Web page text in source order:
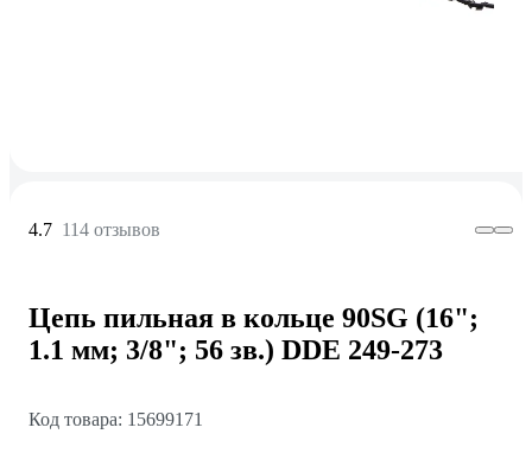
4.7 114 отзывов
Цепь пильная в кольце 90SG (16";
1.1 мм; 3/8"; 56 зв.) DDE 249-273
Код товара: 15699171